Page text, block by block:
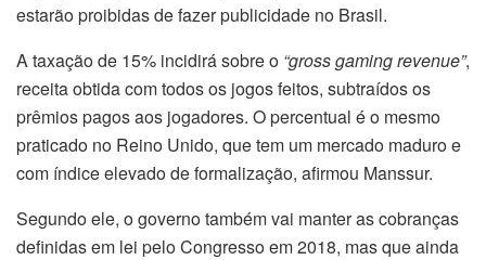
estarão proibidas de fazer publicidade no Brasil.
A taxação de 15% incidirá sobre o “gross gaming revenue”,
receita obtida com todos os jogos feitos, subtraídos os
prêmios pagos aos jogadores. O percentual é o mesmo
praticado no Reino Unido, que tem um mercado maduro e
com índice elevado de formalização, afirmou Manssur.
Segundo ele, o governo também vai manter as cobranças
definidas em lei pelo Congresso em 2018, mas que ainda